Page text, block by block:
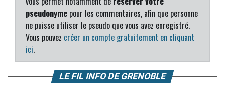
pseudonyme pour les commentaires, afin que personne
ne puisse utiliser le pseudo que vous avez enregistré.
Vous pouvez créer un compte gratuitement en cliquant
ici.
LE FIL INFO DE GRENOBLE